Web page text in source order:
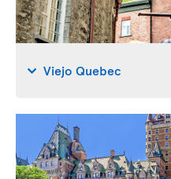
Viejo Quebec